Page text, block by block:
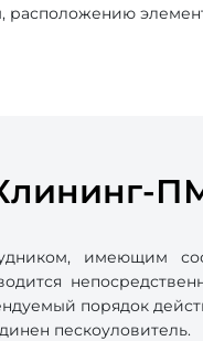
расположению
имеющим
порядок
пескоуловитель.